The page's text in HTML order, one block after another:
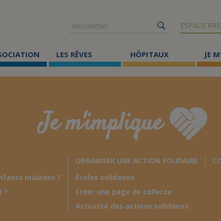
Rechercher
ESPACE
LES RÊVES HÔPITAUX JE
Je m'implique
malades ?
?
ORGANISER UNE ACTION SOLIDAIRE
Écoles solidaires
Créer une page de collecte
Actualité des actions solidaires